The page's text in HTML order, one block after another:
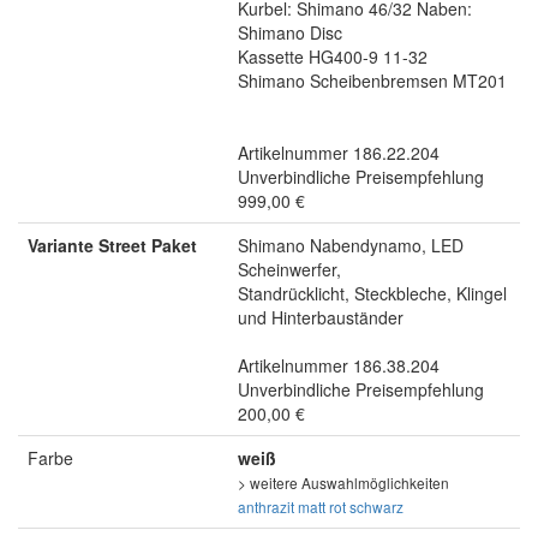
Kurbel: Shimano 46/32 Naben:
Shimano Disc
Kassette HG400-9 11-32
Shimano Scheibenbremsen MT201
Artikelnummer 186.22.204
Unverbindliche Preisempfehlung
999,00 €
Variante Street Paket
Shimano Nabendynamo, LED
Scheinwerfer,
Standrücklicht, Steckbleche, Klingel
und Hinterbauständer
Artikelnummer 186.38.204
Unverbindliche Preisempfehlung
200,00 €
Farbe
weiß
> weitere Auswahlmöglichkeiten
anthrazit mattrotschwarz